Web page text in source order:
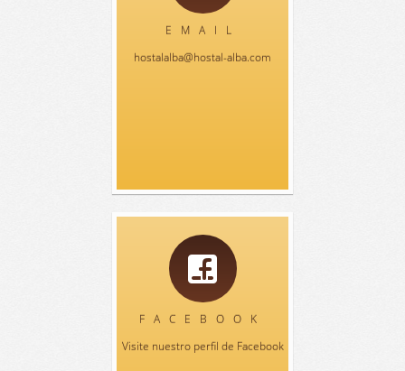
EMAIL
hostalalba@hostal-alba.com
FACEBOOK
Visite nuestro perfil de Facebook